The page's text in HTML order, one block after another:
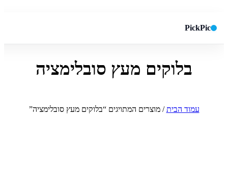
PickPic
חיפוש באתר
חפש
בלוקים מעץ סובלימציה
עמוד הבית/ מוצרים המתויגים “בלוקים מעץ סובלימציה”